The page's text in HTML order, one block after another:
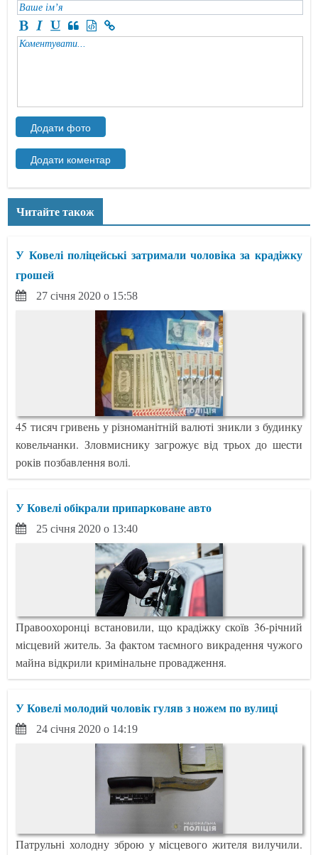
Читайте також
У Ковелі поліцейські затримали чоловіка за крадіжку
грошей
27 січня 2020 о 15:58
45 тисяч гривень у різноманітній валюті зникли з будинку
ковельчанки. Зловмиснику загрожує від трьох до шести
років позбавлення волі.
У Ковелі обікрали припарковане авто
25 січня 2020 о 13:40
Правоохоронці встановили, що крадіжку скоїв 36-річний
місцевий житель. За фактом таємного викрадення чужого
майна відкрили кримінальне провадження.
У Ковелі молодий чоловік гуляв з ножем по вулиці
24 січня 2020 о 14:19
Патрульні холодну зброю у місцевого жителя вилучили.